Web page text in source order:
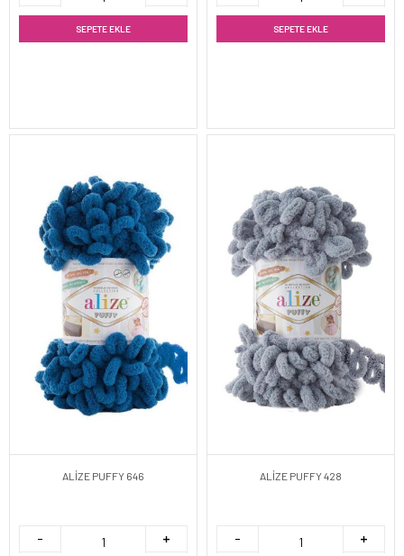
SEPETE EKLE SEPETE EKLE
ALİZE PUFFY 646 ALİZE PUFFY 428